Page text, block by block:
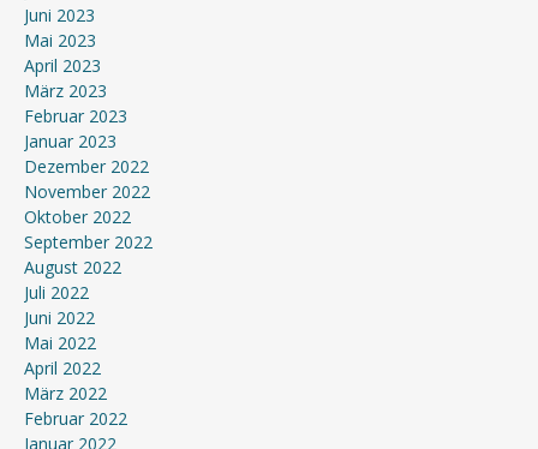
Juni 2023
Mai 2023
April 2023
März 2023
Februar 2023
Januar 2023
Dezember 2022
November 2022
Oktober 2022
September 2022
August 2022
Juli 2022
Juni 2022
Mai 2022
April 2022
März 2022
Februar 2022
Januar 2022